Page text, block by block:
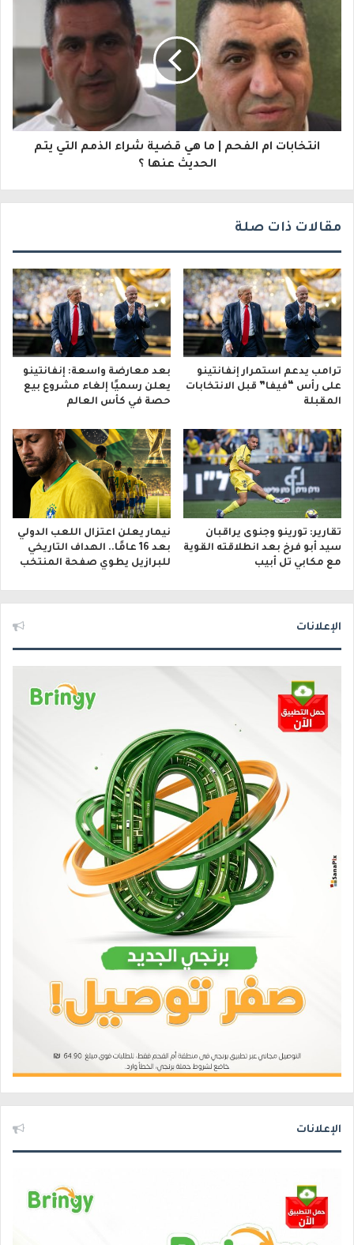
انتخابات ام الفحم | ما هي قضية شراء الذمم التي يتم
الحديث عنها ؟
مقالات ذات صلة
ترامب يدعم استمرار إنفانتينو
على رأس “فيفا” قبل الانتخابات
المقبلة
بعد معارضة واسعة: إنفانتينو
يعلن رسميًا إلغاء مشروع بيع
حصة في كأس العالم
تقارير: تورينو وجنوى يراقبان
سيد أبو فرخ بعد انطلاقته القوية
مع مكابي تل أبيب
نيمار يعلن اعتزال اللعب الدولي
بعد 16 عامًا.. الهداف التاريخي
للبرازيل يطوي صفحة المنتخب
الإعلانات
الإعلانات